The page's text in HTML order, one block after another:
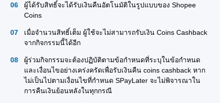
ผู้ได้รับสิทธิ์จะได้รับเงินคืนอัตโนมัติในรูปแบบของ Shopee
Coins
เมื่อจำนวนสิทธิ์เต็ม ผู้ใช้จะไม่สามารถรับเงิน Coins Cashback
จากกิจกรรมนี้ได้อีก
ผู้ร่วมกิจกรรมจะต้องปฏิบัติตามข้อกำหนดที่ระบุในข้อกำหนด
และเงื่อนไขอย่างเคร่งครัดเพื่อรับเงินคืน coins cashback หาก
ไม่เป็นไปตามเงื่อนไขที่กำหนด SPayLater จะไม่พิจารณาใน
การคืนเงินย้อนหลังในทุกกรณี